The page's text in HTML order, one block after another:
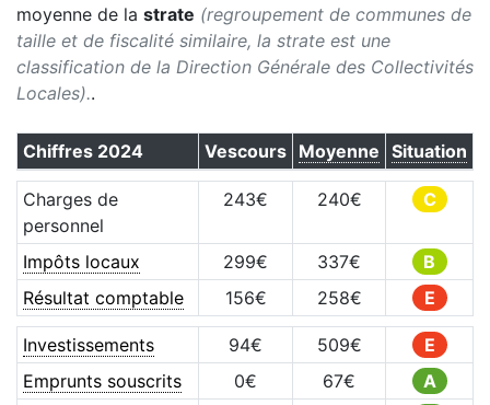
moyenne de la strate (regroupement de communes de
taille et de fiscalité similaire, la strate est une
classification de la Direction Générale des Collectivités
Locales)..
Chiffres 2024 Vescours Moyenne Situation
Charges de
personnel
243€ 240€ C
Impôts locaux 299€ 337€
B
Résultat comptable
156€ 258€ E
Investissements 94€ 509€
E
Emprunts souscrits
0€ 67€
A